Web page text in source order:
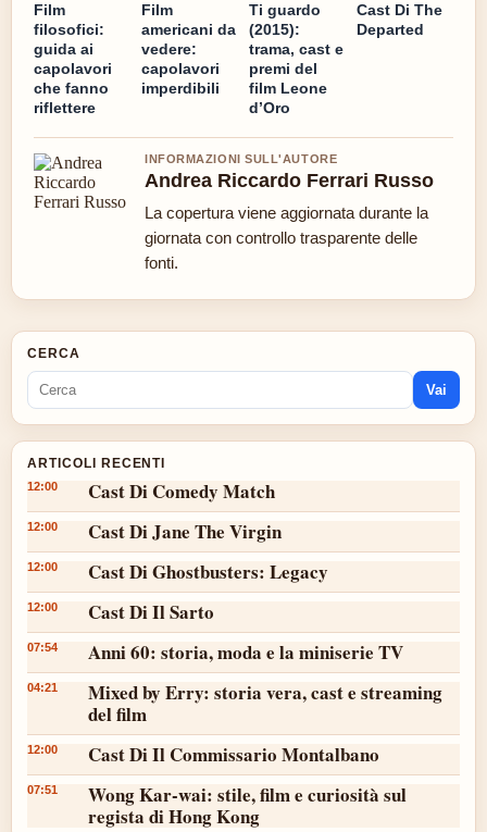
Film
filosofici:
guida ai
capolavori
che fanno
riflettere
Film
americani da
vedere:
capolavori
imperdibili
Ti guardo
(2015):
trama, cast e
premi del
film Leone
d’Oro
Cast Di The
Departed
INFORMAZIONI SULL'AUTORE
Andrea Riccardo Ferrari Russo
La copertura viene aggiornata durante la
giornata con controllo trasparente delle
fonti.
CERCA
Vai
ARTICOLI RECENTI
12:00 Cast Di Comedy Match
12:00 Cast Di Jane The Virgin
12:00 Cast Di Ghostbusters: Legacy
12:00 Cast Di Il Sarto
07:54 Anni 60: storia, moda e la miniserie TV
04:21
Mixed by Erry: storia vera, cast e streaming
del film
12:00 Cast Di Il Commissario Montalbano
07:51
Wong Kar-wai: stile, film e curiosità sul
regista di Hong Kong